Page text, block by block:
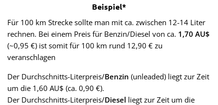
Beispiel*
Für 100 km Strecke sollte man mit ca. zwischen 12-14 Liter
rechnen. Bei einem Preis für Benzin/Diesel von ca. 1,70 AU$
(~0,95 €) ist somit für 100 km rund 12,90 € zu
veranschlagen
Der Durchschnitts-Literpreis/Benzin (unleaded) liegt zur Zeit
um die 1,60 AU$ (ca. 0,90 €).
Der Durchschnitts-Literpreis/Diesel liegt zur Zeit um die